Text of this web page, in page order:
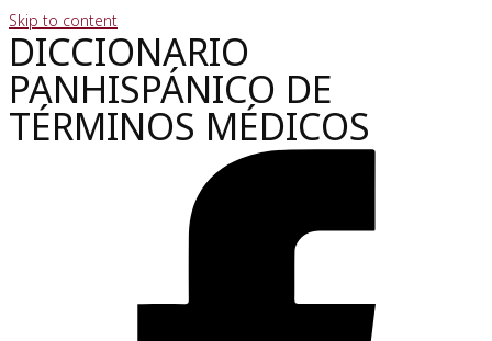
Skip to content
DICCIONARIO
PANHISPÁNICO DE
TÉRMINOS MÉDICOS